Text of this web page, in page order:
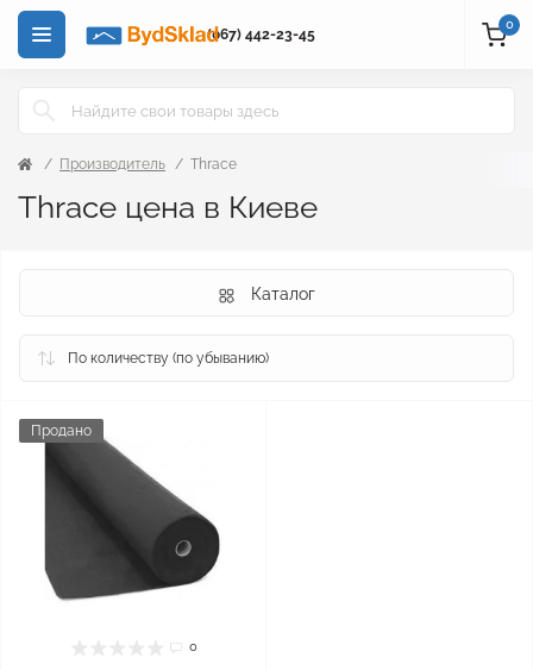
(067) 442-23-45
0
Производитель Thrace
Thrace цена в Киеве
Каталог
Продано
0